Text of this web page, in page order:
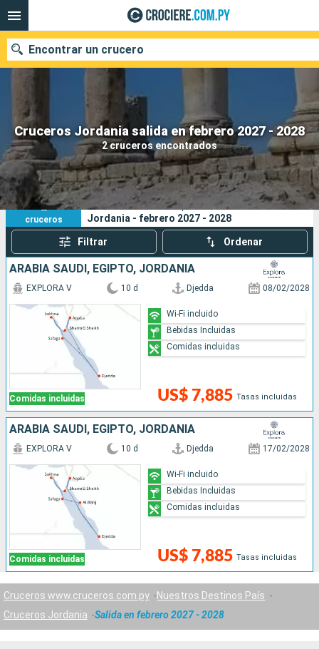
Cruceros Jordania salida en febrero 2027 - 2028
2 cruceros encontrados
Encontrar un crucero
Nuestros destinos
Fecha de salida
Puertos Compañías
Buscar
2
cruceros
Sus criterios de búsqueda:
Jordania - febrero 2027 - 2028
Filtrar Ordenar
ARABIA SAUDÍ, EGIPTO, JORDANIA
Comidas incluidas
EXPLORA V 10 d Djedda 08/02/2028
US$ 7,885 Tasas incluidas
Wi-Fi incluido
Bebidas Incluidas
Comidas incluidas
ARABIA SAUDÍ, EGIPTO, JORDANIA
Comidas incluidas
EXPLORA V 10 d Djedda 17/02/2028
US$ 7,885 Tasas incluidas
Wi-Fi incluido
Bebidas Incluidas
Comidas incluidas
Cruceros www.cruceros.com.py
Nuestros Destinos País
Cruceros Jordania
Salida en febrero 2027 - 2028